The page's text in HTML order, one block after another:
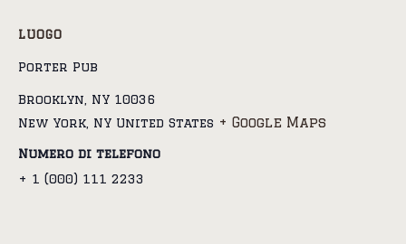
LUOGO
Porter Pub
Brooklyn, NY 10036
New York, NY United States + Google Maps
Numero di telefono
+ 1 (000) 111 2233